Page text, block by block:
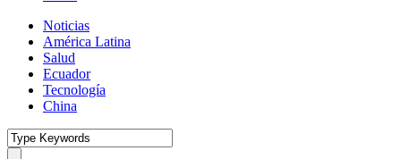
Noticias
América Latina
Salud
Ecuador
Tecnología
China